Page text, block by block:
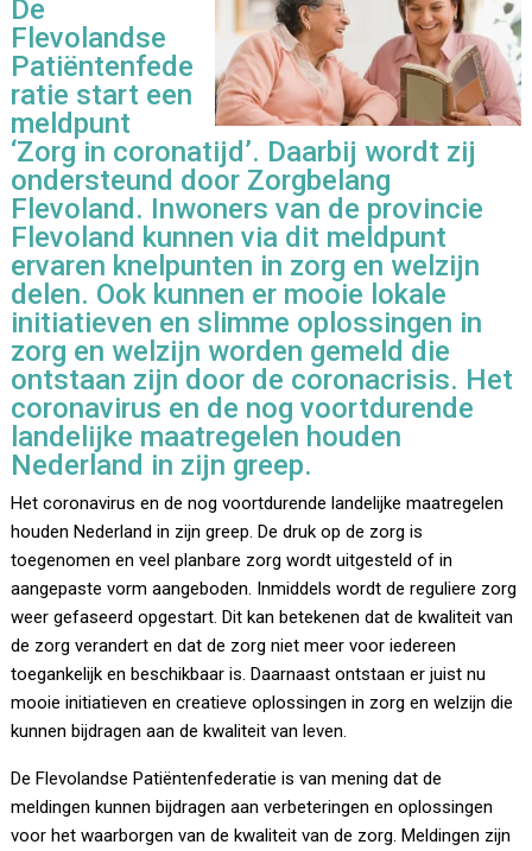
De
Flevolandse
Patiëntenfede
ratie start een
meldpunt
‘Zorg in coronatijd’. Daarbij wordt zij
ondersteund door Zorgbelang
Flevoland. Inwoners van de provincie
Flevoland kunnen via dit meldpunt
ervaren knelpunten in zorg en welzijn
delen. Ook kunnen er mooie lokale
initiatieven en slimme oplossingen in
zorg en welzijn worden gemeld die
ontstaan zijn door de coronacrisis. Het
coronavirus en de nog voortdurende
landelijke maatregelen houden
Nederland in zijn greep.
Het coronavirus en de nog voortdurende landelijke maatregelen
houden Nederland in zijn greep. De druk op de zorg is
toegenomen en veel planbare zorg wordt uitgesteld of in
aangepaste vorm aangeboden. Inmiddels wordt de reguliere zorg
weer gefaseerd opgestart. Dit kan betekenen dat de kwaliteit van
de zorg verandert en dat de zorg niet meer voor iedereen
toegankelijk en beschikbaar is. Daarnaast ontstaan er juist nu
mooie initiatieven en creatieve oplossingen in zorg en welzijn die
kunnen bijdragen aan de kwaliteit van leven.
De Flevolandse Patiëntenfederatie is van mening dat de
meldingen kunnen bijdragen aan verbeteringen en oplossingen
voor het waarborgen van de kwaliteit van de zorg. Meldingen zijn